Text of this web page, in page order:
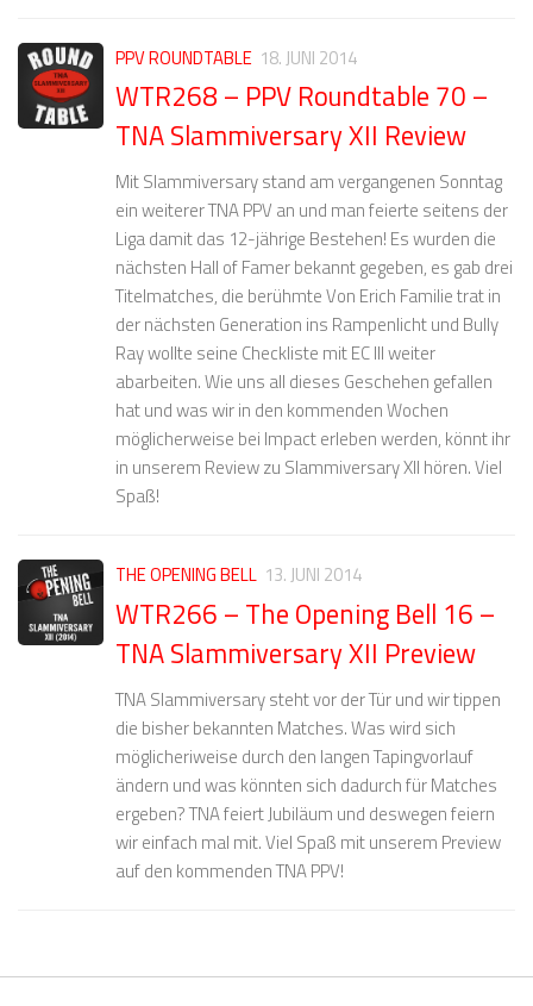
PPV ROUNDTABLE 18. JUNI 2014
WTR268 – PPV Roundtable 70 –
TNA Slammiversary XII Review
Mit Slammiversary stand am vergangenen Sonntag
ein weiterer TNA PPV an und man feierte seitens der
Liga damit das 12-jährige Bestehen! Es wurden die
nächsten Hall of Famer bekannt gegeben, es gab drei
Titelmatches, die berühmte Von Erich Familie trat in
der nächsten Generation ins Rampenlicht und Bully
Ray wollte seine Checkliste mit EC III weiter
abarbeiten. Wie uns all dieses Geschehen gefallen
hat und was wir in den kommenden Wochen
möglicherweise bei Impact erleben werden, könnt ihr
in unserem Review zu Slammiversary XII hören. Viel
Spaß!
THE OPENING BELL 13. JUNI 2014
WTR266 – The Opening Bell 16 –
TNA Slammiversary XII Preview
TNA Slammiversary steht vor der Tür und wir tippen
die bisher bekannten Matches. Was wird sich
möglicheriweise durch den langen Tapingvorlauf
ändern und was könnten sich dadurch für Matches
ergeben? TNA feiert Jubiläum und deswegen feiern
wir einfach mal mit. Viel Spaß mit unserem Preview
auf den kommenden TNA PPV!